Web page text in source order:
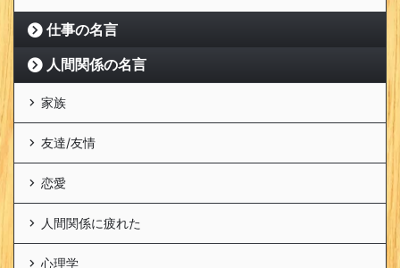
仕事の名言
人間関係の名言
家族
友達/友情
恋愛
人間関係に疲れた
心理学